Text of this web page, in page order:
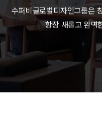
동영상
동영상 -
사진,
사진,
웹사이
제품디
동영상
동영상,
수퍼비글로벌디자인그룹은
항상 새롭고 완벽